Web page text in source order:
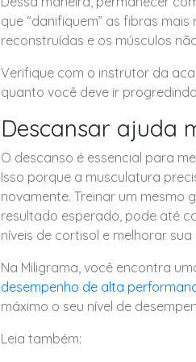
que “danifiquem” as fibras
reconstruídas e os músculos
Verifique com o instrutor da
quanto você deve ir
Descansar ajuda
O descanso é essencial para
Isso porque a musculatura
novamente. Treinar um mesmo
resultado esperado, pode até
níveis de cortisol e melhorar
Na Miligrama, você encontra
desempenho de alta
máximo o seu nível de
Leia também: